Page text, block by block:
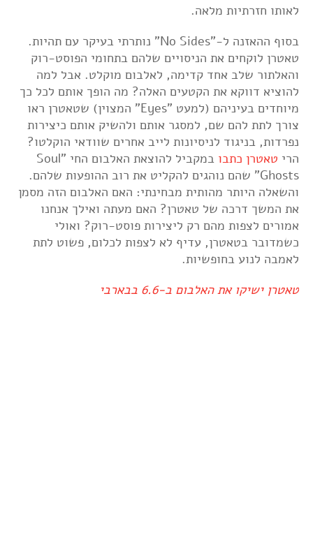
לאותו חזרתיות מלאה.
בסוף ההאזנה ל-"No Sides" נותרתי בעיקר עם תהיות.
טאטרן לוקחים את הניסויים שלהם בתחומי הפוסט-רוק
והאלתור שלב אחד קדימה, לאלבום מוקלט. אבל למה
להוציא דווקא את הקטעים האלה? מה הופך אותם לכל כך
מיוחדים בעיניהם (למעט "Eyes" המצוין) שטאטרן ראו
צורך לתת להם שם, למסגר אותם ולהשיק אותם כיצירות
נפרדות, בניגוד לניסיונות לייב אחרים שוודאי הוקלטו?
הרי טאטרן כתבו
במקביל להוצאת האלבום החי "Soul
Ghosts" שהם נוהגים להקליט את רוב ההופעות שלהם.
והשאלה היותר מהותית מבחינתי: האם האלבום הזה מסמן
את המשך דרכה של טאטרן? האם מעתה ואילך אנחנו
אמורים לצפות מהם רק ליצירות פוסט-רוק? ואולי
כשמדובר בטאטרן, עדיף לא לצפות לכלום, פשוט לתת
לאמבה לנוע בחופשיות.
טאטרן ישיקו את האלבום ב-6.6 בבארבי